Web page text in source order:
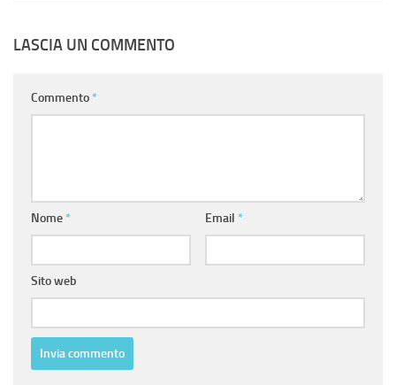
LASCIA UN COMMENTO
Commento *
Nome * Email *
Sito web